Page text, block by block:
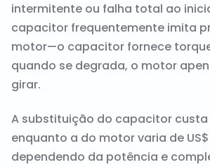
intermitente ou falha total ao
capacitor frequentemente imita
motor—o capacitor fornece
quando se degrada, o motor
girar.
A substituição do capacitor custa
enquanto a do motor varia de
dependendo da potência e